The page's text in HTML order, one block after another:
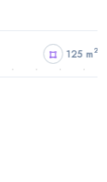
125 m2